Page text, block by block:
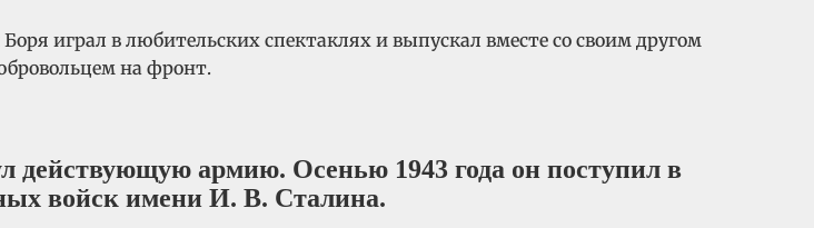
играл в любительских спектаклях и выпускал вместе со своим другом
на фронт.
действующую армию. Осенью 1943 года он поступил в
войск имени И. В. Сталина.